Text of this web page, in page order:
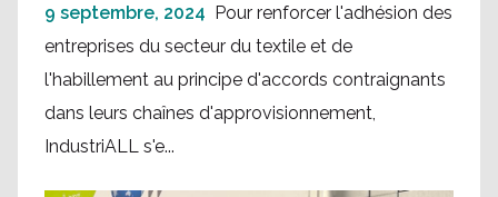
9 septembre, 2024 Pour renforcer l'adhésion des
entreprises du secteur du textile et de
l'habillement au principe d'accords contraignants
dans leurs chaînes d'approvisionnement,
IndustriALL s'e...